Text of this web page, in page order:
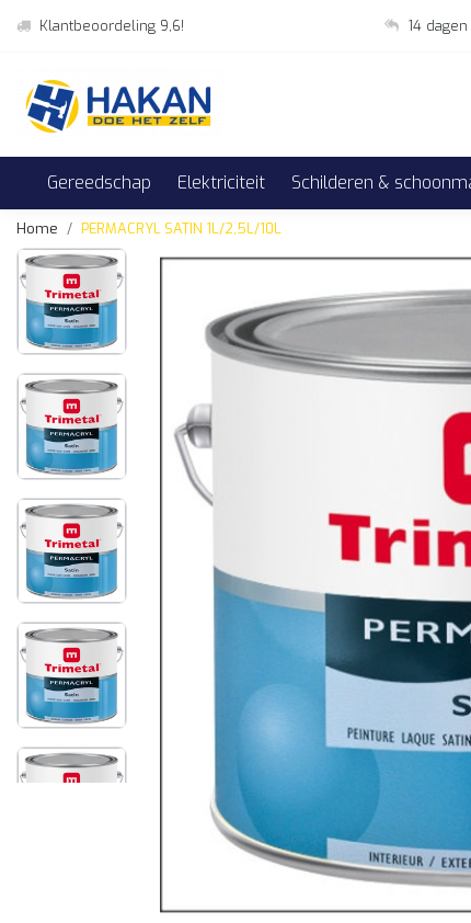
Klantbeoordeling 9,6! 14
Gereedschap Elektriciteit Schilderen &
Home PERMACRYL SATIN 1L/2,5L/10L